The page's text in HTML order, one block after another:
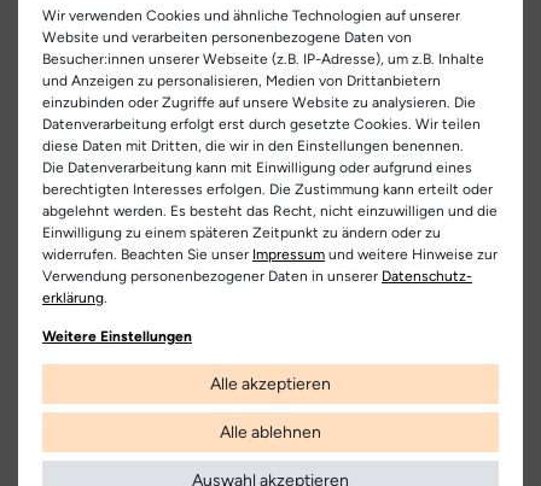
Level hebt. Dieser zeitlose Klassiker vereint das Beste aus edlem
Stil und sportlicher Lässigkeit. Das hochwertige Leder verleiht
dem Boot nicht nur eine schicke Optik, sondern sorgt auch für
Langlebigkeit und Robustheit. Innen erwartet dich ein weiches
Futter, das deine Füße wohlig umhüllt und sie den ganzen Tag
warm und bequem hält.
Die leichte und flexible Gummisohle garantiert dir einen
bequemen Auftritt, egal wohin dich dein Weg führt. Ob im Alltag
oder für besondere Anlässe, mit diesem Schnürboot genießt du
stets den perfekten Mix aus Komfort und Stil. Ein Must-Have für
alle, die auch bei ihren Schuhen auf Qualität und Design setzen!
Informationen zum Artikel
Hersteller-Nr.: 4024-260
Artikel-ID: 26640
Artikel-Nr.: 232400106
Schuhart: Sneaker
Bezeichnung: 4024
Obermaterial:
Decksohle: Leder
Laufsohle: Gummi
Größentabelle
DE UK
37 4
37,5 4,5
38 5
39
Herstellerinformationen
EU Verantwortlicher
Paul Green GmbH
Haag 10, 5163 Mattsee, Österreich
0043621753230
Hersteller
Paul Green
Teilen
Kostenlose
Die Lieferung innerhalb Deutschlands
versandkostenfrei und erfolgt mit
Nur
Wir verkaufen nur Origininalprodukte,
die direkt vom Hersteller bezogen
Wir verwenden Cookies und ähnliche Technologien auf unserer
Website und verarbeiten personenbezogene Daten von
Besucher:innen unserer Webseite (z.B. IP-Adresse), um z.B. Inhalte
und Anzeigen zu personalisieren, Medien von Drittanbietern
einzubinden oder Zugriffe auf unsere Website zu analysieren. Die
Datenverarbeitung erfolgt erst durch gesetzte Cookies. Wir teilen
diese Daten mit Dritten, die wir in den Einstellungen benennen.
Die Datenverarbeitung kann mit Einwilligung oder aufgrund eines
berechtigten Interesses erfolgen. Die Zustimmung kann erteilt oder
abgelehnt werden. Es besteht das Recht, nicht einzuwilligen und die
Einwilligung zu einem späteren Zeitpunkt zu ändern oder zu
widerrufen. Beachten Sie unser Impressum und weitere Hinweise zur
Verwendung personenbezogener Daten in unserer Daten­schutz­
erklärung.
Weitere Einstellungen
Alle akzeptieren
Alle ablehnen
Auswahl akzeptieren